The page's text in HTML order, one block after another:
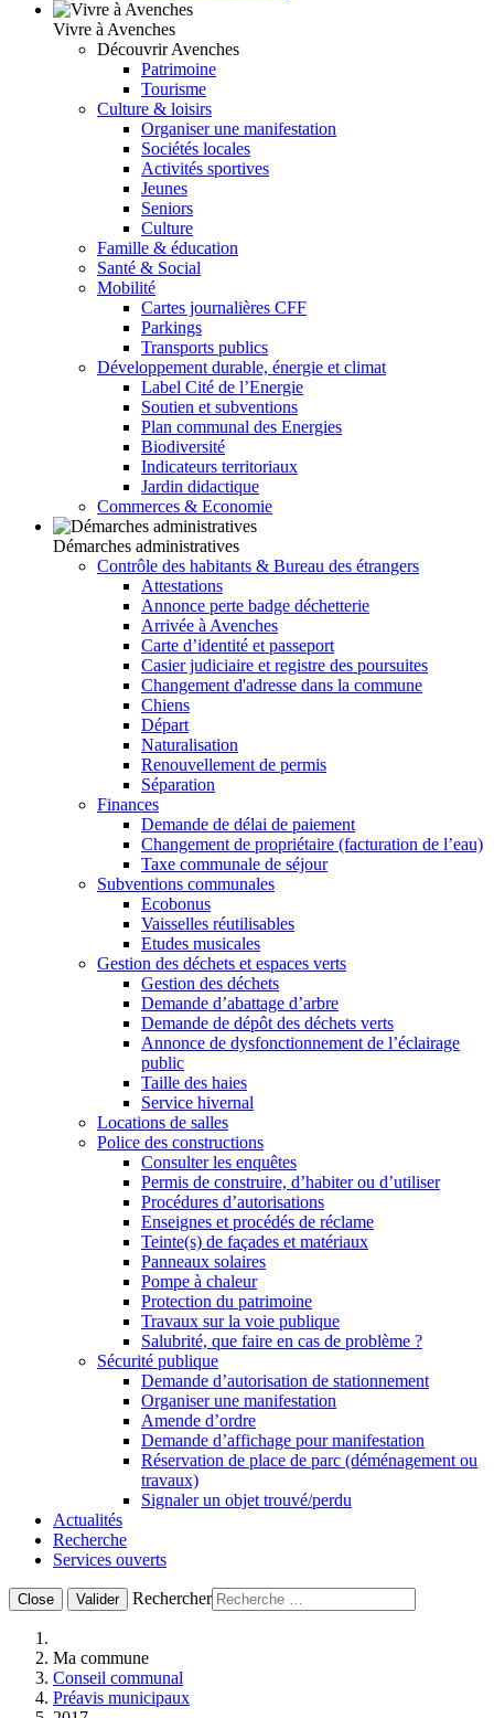
Vivre à Avenches
Découvrir Avenches
Patrimoine
Tourisme
Culture & loisirs
Organiser une manifestation
Sociétés locales
Activités sportives
Jeunes
Seniors
Culture
Famille & éducation
Santé & Social
Mobilité
Cartes journalières CFF
Parkings
Transports publics
Développement durable, énergie et climat
Label Cité de l’Energie
Soutien et subventions
Plan communal des Energies
Biodiversité
Indicateurs territoriaux
Jardin didactique
Commerces & Economie
Démarches administratives
Contrôle des habitants & Bureau des étrangers
Attestations
Annonce perte badge déchetterie
Arrivée à Avenches
Carte d’identité et passeport
Casier judiciaire et registre des poursuites
Changement d'adresse dans la commune
Chiens
Départ
Naturalisation
Renouvellement de permis
Séparation
Finances
Demande de délai de paiement
Changement de propriétaire (facturation de l’eau)
Taxe communale de séjour
Subventions communales
Ecobonus
Vaisselles réutilisables
Etudes musicales
Gestion des déchets et espaces verts
Gestion des déchets
Demande d’abattage d’arbre
Demande de dépôt des déchets verts
Annonce de dysfonctionnement de l’éclairage
public
Taille des haies
Service hivernal
Locations de salles
Police des constructions
Consulter les enquêtes
Permis de construire, d’habiter ou d’utiliser
Procédures d’autorisations
Enseignes et procédés de réclame
Teinte(s) de façades et matériaux
Panneaux solaires
Pompe à chaleur
Protection du patrimoine
Travaux sur la voie publique
Salubrité, que faire en cas de problème ?
Sécurité publique
Demande d’autorisation de stationnement
Organiser une manifestation
Amende d’ordre
Demande d’affichage pour manifestation
Réservation de place de parc (déménagement ou
travaux)
Signaler un objet trouvé/perdu
Actualités
Recherche
Services ouverts
Close Valider Rechercher
Ma commune
Conseil communal
Préavis municipaux